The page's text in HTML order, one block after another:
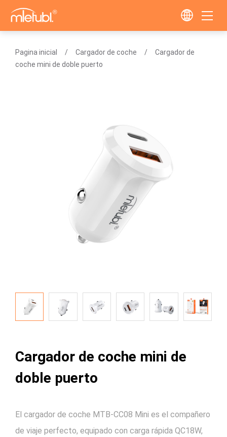
Pagina inicial Cargador de coche
Cargador de
coche mini de doble puerto
Cargador de coche mini de
doble puerto
El cargador de coche MTB-CC08 Mini es el compañero
de viaje perfecto, equipado con carga rápida QC18W,